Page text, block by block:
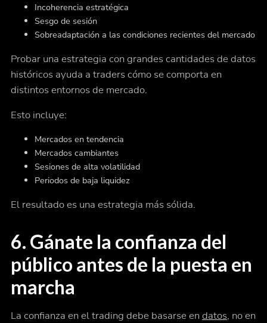
Incoherencia estratégica
Sesgo de sesión
Sobreadaptación a las condiciones recientes del mercado
Probar una estrategia con grandes cantidades de datos
históricos ayuda a traders cómo se comporta en
distintos entornos de mercado.
Esto incluye:
Mercados en tendencia
Mercados cambiantes
Sesiones de alta volatilidad
Periodos de baja liquidez
El resultado es una estrategia más sólida.
6. Gánate la confianza del
público antes de la puesta en
marcha
La confianza en el trading debe basarse en datos, no en